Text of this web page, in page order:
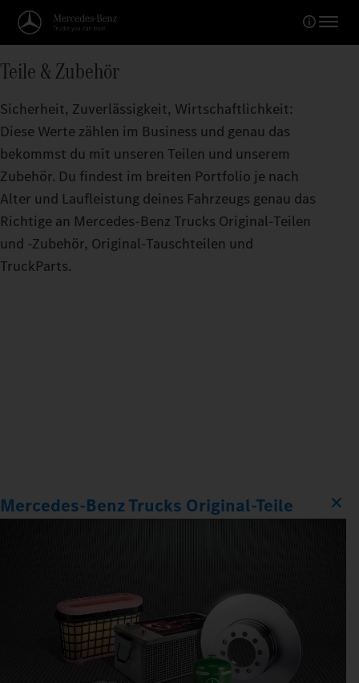
Teile & Zubehör
Sicherheit, Zuverlässigkeit, Wirtschaftlichkeit:
Diese Werte zählen im Business und genau das
bekommst du mit unseren Teilen und unserem
Zubehör. Du findest im breiten Portfolio je nach
Alter und Laufleistung deines Fahrzeugs genau das
Richtige an Mercedes‑Benz Trucks Original‑Teilen
und -Zubehör, Original‑Tauschteilen und
TruckParts.
Mercedes‑Benz Trucks Original‑Teile